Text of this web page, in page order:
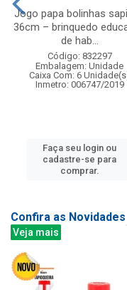
Jogo papa bolinhas
36cm – brinquedo
de hab...
Código: 832297
Embalagem: Unidade
Caixa Com: 6
Inmetro: 006747/2019
Faça seu login ou
cadastre-se para
comprar.
Confira as Novidades
Veja mais